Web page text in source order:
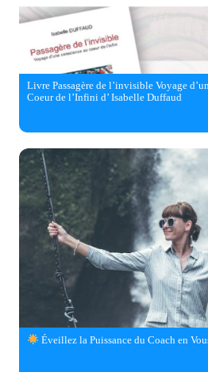
Livre Passagère de l’invisible Voyage
Coeur de l’Infini d’ Isabelle Duffaud
Éveillez la Puissance du Coach en